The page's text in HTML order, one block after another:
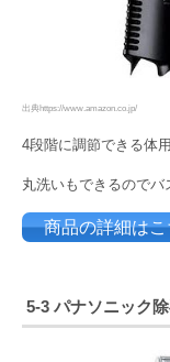
出典https://www.amazon.co.jp/
4段階に調節できる体
丸洗いもできるのでバ
商品の詳細は
5-3 パナソニック